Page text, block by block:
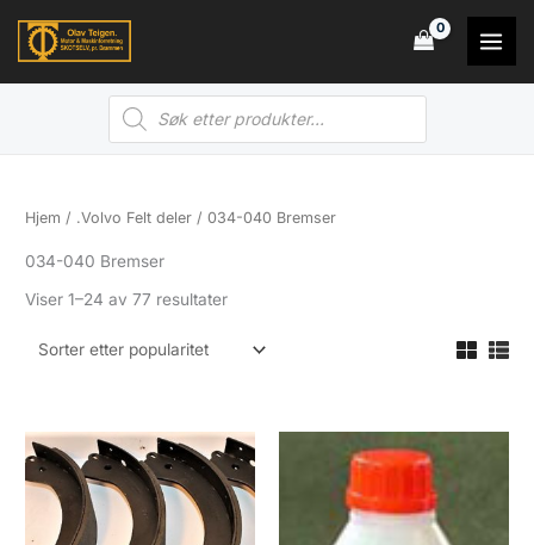
Products
search
Hjem / .Volvo Felt deler / 034-040 Bremser
034-040 Bremser
Viser 1–24 av 77 resultaterSortert